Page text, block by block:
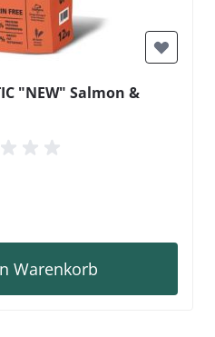
"NEW" Salmon &
Warenkorb